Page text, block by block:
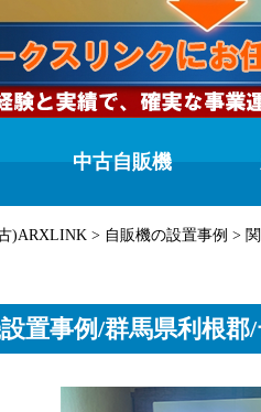
中古自販機
)ARXLINK > 自販機の設置事例 >
置事例/群馬県利根